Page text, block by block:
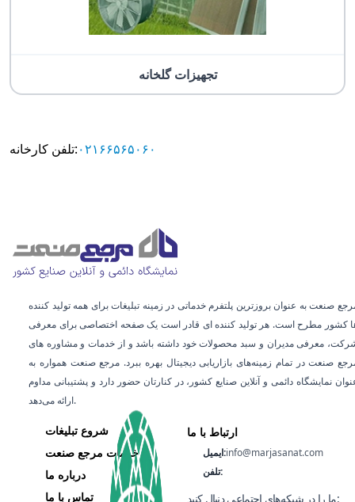
تجهیزات گلخانه
تلفن کارخانه:۰۲۱۶۶۵۶۵۰۶۰
صنعت به عنوان بروزترین پلتفرم خدماتی در زمینه تبلیغات برای همه تولید کننده
کشور مطرح است. هر تولید کننده ای قادر است یک صفحه اختصاصی برای معرفی
معرفی مدیران و سبد محصولات خود داشته باشد و از خدمات و مشاوره‌ های
صنعت در تمام زمینه‌های بازاریابی دیجیتال بهره ببرد. مرجع صنعت همواره به
نمایشگاه دائمی و آنلاین صنایع کشور، در کنارتان حضور دارد و پشتیبانی مداوم
ارائه می‌دهد.
شروع تبلیغات
خدمات مرجع صنعت
درباره ما
تماس با ما
ارتباط با ما
ایمیل:info@marjasanat.com
تلفن:
ما را در شبکه‌های اجتماعی دنبال کنید: